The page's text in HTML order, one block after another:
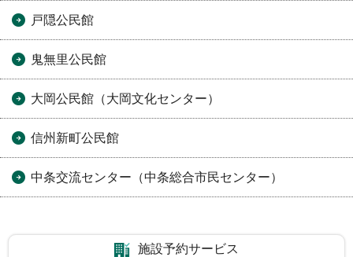
戸隠公民館
鬼無里公民館
大岡公民館（大岡文化センター）
信州新町公民館
中条交流センター（中条総合市民センター）
施設予約サービス